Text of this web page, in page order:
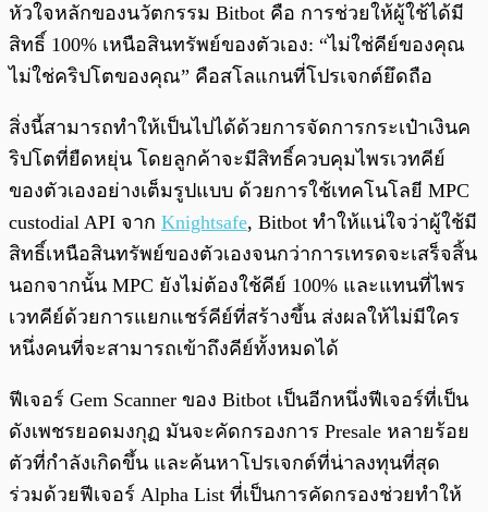
หัวใจหลักของนวัตกรรม Bitbot คือ การช่วยให้ผู้ใช้ได้มี
สิทธิ์ 100% เหนือสินทรัพย์ของตัวเอง: “ไม่ใช่คีย์ของคุณ
ไม่ใช่คริปโตของคุณ” คือสโลแกนที่โปรเจกต์ยึดถือ
สิ่งนี้สามารถทำให้เป็นไปได้ด้วยการจัดการกระเป๋าเงินค
ริปโตที่ยืดหยุ่น โดยลูกค้าจะมีสิทธิ์ควบคุมไพรเวทคีย์
ของตัวเองอย่างเต็มรูปแบบ ด้วยการใช้เทคโนโลยี MPC
custodial API จาก Knightsafe, Bitbot ทำให้แน่ใจว่าผู้ใช้มี
สิทธิ์เหนือสินทรัพย์ของตัวเองจนกว่าการเทรดจะเสร็จสิ้น
นอกจากนั้น MPC ยังไม่ต้องใช้คีย์ 100% และแทนที่ไพร
เวทคีย์ด้วยการแยกแชร์คีย์ที่สร้างขึ้น ส่งผลให้ไม่มีใคร
หนึ่งคนที่จะสามารถเข้าถึงคีย์ทั้งหมดได้
ฟีเจอร์ Gem Scanner ของ Bitbot เป็นอีกหนึ่งฟีเจอร์ที่เป็น
ดังเพชรยอดมงกุฏ มันจะคัดกรองการ Presale หลายร้อย
ตัวที่กำลังเกิดขึ้น และค้นหาโปรเจกต์ที่น่าลงทุนที่สุด
ร่วมด้วยฟีเจอร์ Alpha List ที่เป็นการคัดกรองช่วยทำให้